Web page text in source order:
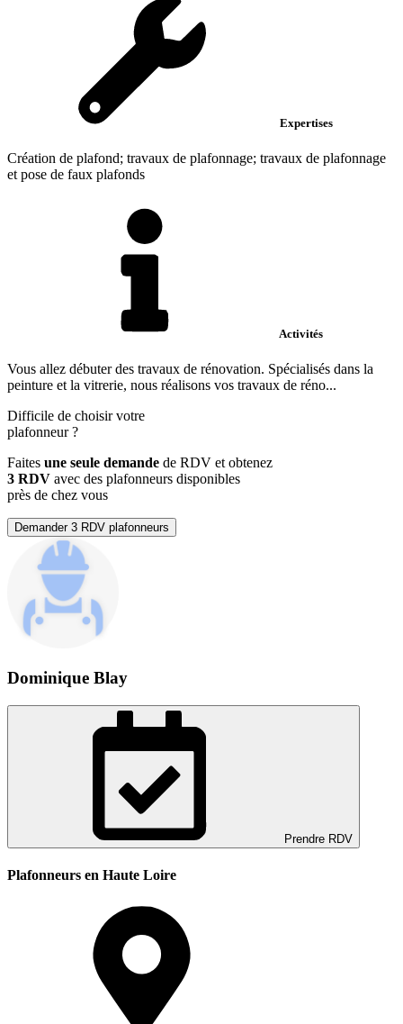
Expertises
Création de plafond; travaux de plafonnage; travaux de plafonnage
et pose de faux plafonds
Activités
Vous allez débuter des travaux de rénovation. Spécialisés dans la
peinture et la vitrerie, nous réalisons vos travaux de réno...
Difficile de choisir votre
plafonneur?
Faites une seule demande de RDV et obtenez
3 RDV avec des plafonneurs disponibles
près de chez vous
Demander 3 RDV plafonneurs
Dominique Blay
Prendre RDV
Plafonneurs en Haute Loire